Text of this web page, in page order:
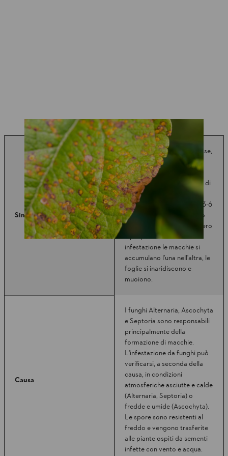
Sintomi
Macchie marroni, nere, rosse,
grigie o gialle sulla parte
superiore della foglia, che
variano a seconda del tipo di
agente patogeno. Le
macchie sono rotonde, di 3-6
millimetri e hanno un punto
chiaro al centro, il fungo vero
e proprio. In caso di forte
infestazione le macchie si
accumulano l'una nell'altra, le
foglie si inaridiscono e
muoiono.
Causa
I funghi Alternaria, Ascochyta
e Septoria sono responsabili
principalmente della
formazione di macchie.
L'infestazione da funghi può
verificarsi, a seconda della
causa, in condizioni
atmosferiche asciutte e calde
(Alternaria, Septoria) o
fredde e umide (Ascochyta).
Le spore sono resistenti al
freddo e vengono trasferite
alle piante ospiti da sementi
infette con vento e acqua.